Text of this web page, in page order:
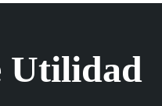
Utilidad